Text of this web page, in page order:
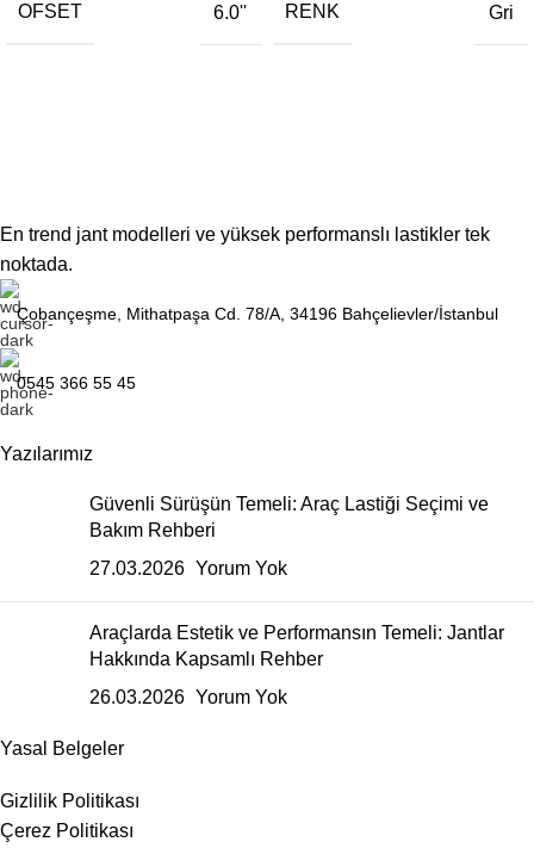
OFSET 6.0'' RENK Gri
En trend jant modelleri ve yüksek performanslı lastikler tek
noktada.
Çobançeşme, Mithatpaşa Cd. 78/A, 34196 Bahçelievler/İstanbul
0545 366 55 45
Yazılarımız
Güvenli Sürüşün Temeli: Araç Lastiği Seçimi ve
Bakım Rehberi
27.03.2026 Yorum Yok
Araçlarda Estetik ve Performansın Temeli: Jantlar
Hakkında Kapsamlı Rehber
26.03.2026 Yorum Yok
Yasal Belgeler
Gizlilik Politikası
Çerez Politikası